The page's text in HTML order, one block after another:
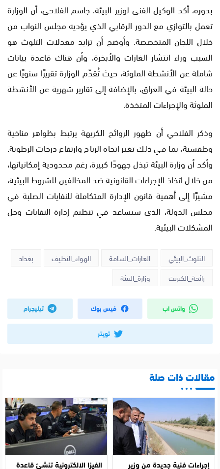
بدوره، أكد الوكيل الفني لوزير البيئة، جاسم الفلاحي، أن الوزارة
تعمل بالتوازي مع الدور الرقابي الذي يؤديه مجلس النواب من
خلال اللجان المتخصصة. وأوضح أن تزايد معدلات التلوث هو
السبب وراء انتشار الغازات والأبخرة، وأن هناك قاعدة بيانات
شاملة عن الأنشطة الملوثة، حيث تُقدّم الوزارة تقريرًا سنويًا عن
حالة البيئة في العراق، بالإضافة إلى تقارير شهرية عن الأنشطة
الملوثة والإجراءات المتخذة.
وذكر الفلاحي أن ظهور الروائح الكريهة يرتبط بظواهر مناخية
وطقسية، بما في ذلك تغير اتجاه الرياح وارتفاع درجات الرطوبة.
وأكد أن وزارة البيئة تبذل جهودًا كبيرة، رغم محدودية إمكانياتها،
من خلال اتخاذ الإجراءات القانونية ضد المخالفين للشروط البيئية،
مشيرًا إلى أهمية قانون الإدارة المتكاملة للنفايات الصلبة في
مجلس الدولة، الذي سيساعد في تنظيم إدارة النفايات وحل
المشكلات البيئية.
التلوث_البيئي الغازات_السامة الهواء_النظيف
بغداد
رائحة_الكبريت
وزارة_البيئة
واتس اب فيس بوك تيليجرام
تويتر
مقالات ذات صلة
إجراءات فنية جديدة من وزير الفيزا الالكترونية تنشئ قاعدة